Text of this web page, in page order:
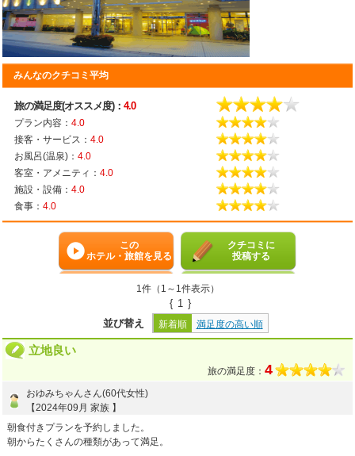
みんなのクチコミ平均
旅の満足度(オススメ度)： 4.0
プラン内容： 4.0
接客・サービス： 4.0
お風呂(温泉)： 4.0
客室・アメニティ： 4.0
施設・設備： 4.0
食事： 4.0
この
ホテル・旅館を見る
クチコミに
投稿する
1件（1～1件表示）
{ 1 }
並び替え
新着順 満足度の高い順
立地良い
旅の満足度： 4
おゆみちゃんさん(60代女性)
【2024年09月 家族 】
朝食付きプランを予約しました。
朝からたくさんの種類があって満足。